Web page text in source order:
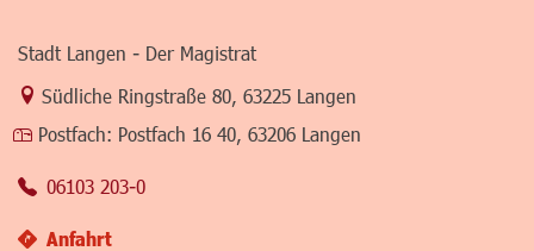
Stadt Langen - Der Magistrat
Link zur Google-Maps Navigation
Südliche Ringstraße 80 63225 Langen
Postfach: Postfach 16 40, 63206 Langen
06103 203-0
Anfahrt